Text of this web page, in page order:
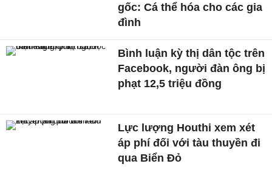
gốc: Cá thể hóa cho các gia
đình
Bình luận kỳ thị dân tộc trên
Facebook, người đàn ông bị
phạt 12,5 triệu đồng
Lực lượng Houthi xem xét
áp phí đối với tàu thuyền đi
qua Biển Đỏ